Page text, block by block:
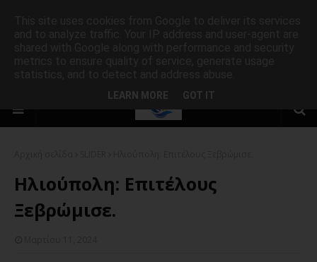
Ηλιούπολη: Επιτέλους
Ξεβρώμισε.
LEARN MORE GOT IT